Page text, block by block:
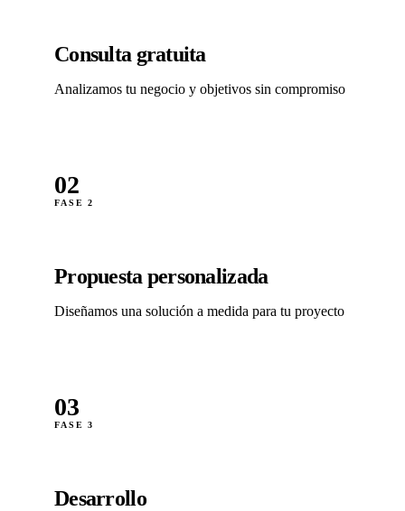
Consulta gratuita
Analizamos tu negocio y objetivos sin compromiso
02
FASE 2
Propuesta personalizada
Diseñamos una solución a medida para tu proyecto
03
FASE 3
Desarrollo